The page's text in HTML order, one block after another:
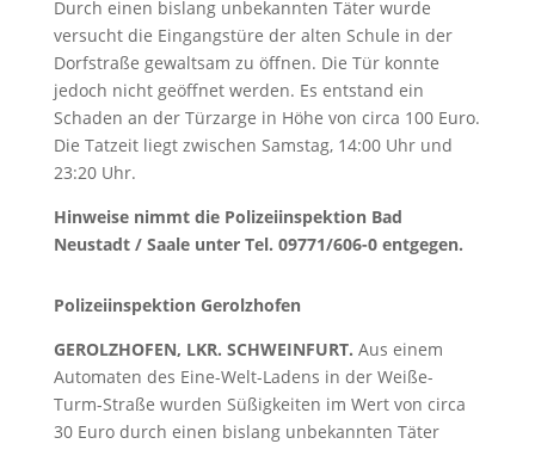
Durch einen bislang unbekannten Täter wurde
versucht die Eingangstüre der alten Schule in der
Dorfstraße gewaltsam zu öffnen. Die Tür konnte
jedoch nicht geöffnet werden. Es entstand ein
Schaden an der Türzarge in Höhe von circa 100 Euro.
Die Tatzeit liegt zwischen Samstag, 14:00 Uhr und
23:20 Uhr.
Hinweise nimmt die Polizeiinspektion Bad
Neustadt / Saale unter Tel. 09771/606-0 entgegen.
Polizeiinspektion Gerolzhofen
GEROLZHOFEN, LKR. SCHWEINFURT. Aus einem
Automaten des Eine-Welt-Ladens in der Weiße-
Turm-Straße wurden Süßigkeiten im Wert von circa
30 Euro durch einen bislang unbekannten Täter